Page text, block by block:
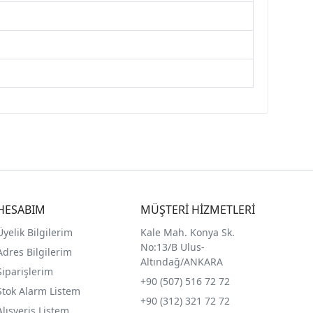
Bilgilerim
Bilgilerim
Alarm Listem
MÜŞTERİ HİZMETLERİ
Kale Mah. Konya Sk.
No:13/B Ulus-
Altındağ/ANKARA
+90 (507) 516 72 72
+90 (312) 321 72 72